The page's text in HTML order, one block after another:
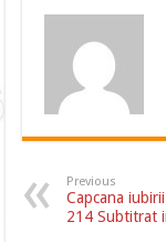
Previous
Capcana
214 Subtitrat